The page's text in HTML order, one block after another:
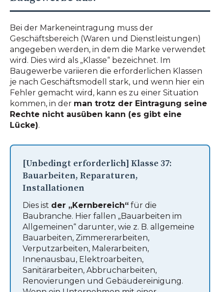
Bei der Markeneintragung muss der
Geschäftsbereich (Waren und Dienstleistungen)
angegeben werden, in dem die Marke verwendet
wird. Dies wird als „Klasse“ bezeichnet. Im
Baugewerbe variieren die erforderlichen Klassen
je nach Geschäftsmodell stark, und wenn hier ein
Fehler gemacht wird, kann es zu einer Situation
kommen, in der man trotz der Eintragung seine
Rechte nicht ausüben kann (es gibt eine
Lücke).
[Unbedingt erforderlich] Klasse 37:
Bauarbeiten, Reparaturen,
Installationen
Dies ist der „Kernbereich“ für die
Baubranche. Hier fallen „Bauarbeiten im
Allgemeinen“ darunter, wie z. B. allgemeine
Bauarbeiten, Zimmererarbeiten,
Verputzarbeiten, Malerarbeiten,
Innenausbau, Elektroarbeiten,
Sanitärarbeiten, Abbrucharbeiten,
Renovierungen und Gebäudereinigung.